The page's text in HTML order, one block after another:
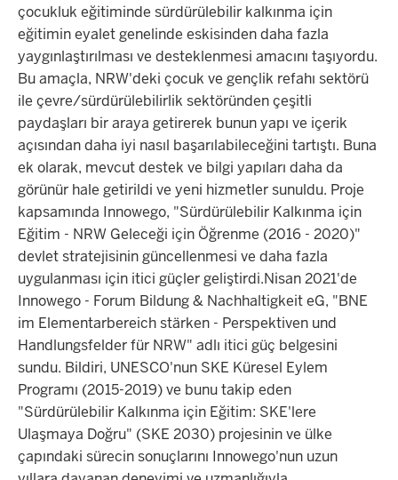
çocukluk eğitiminde sürdürülebilir kalkınma için
eğitimin eyalet genelinde eskisinden daha fazla
yaygınlaştırılması ve desteklenmesi amacını taşıyordu.
Bu amaçla, NRW'deki çocuk ve gençlik refahı sektörü
ile çevre/sürdürülebilirlik sektöründen çeşitli
paydaşları bir araya getirerek bunun yapı ve içerik
açısından daha iyi nasıl başarılabileceğini tartıştı. Buna
ek olarak, mevcut destek ve bilgi yapıları daha da
görünür hale getirildi ve yeni hizmetler sunuldu. Proje
kapsamında Innowego, "Sürdürülebilir Kalkınma için
Eğitim - NRW Geleceği için Öğrenme (2016 - 2020)"
devlet stratejisinin güncellenmesi ve daha fazla
uygulanması için itici güçler geliştirdi.Nisan 2021'de
Innowego - Forum Bildung & Nachhaltigkeit eG, "BNE
im Elementarbereich stärken - Perspektiven und
Handlungsfelder für NRW" adlı itici güç belgesini
sundu. Bildiri, UNESCO'nun SKE Küresel Eylem
Programı (2015-2019) ve bunu takip eden
"Sürdürülebilir Kalkınma için Eğitim: SKE'lere
Ulaşmaya Doğru" (SKE 2030) projesinin ve ülke
çapındaki sürecin sonuçlarını Innowego'nun uzun